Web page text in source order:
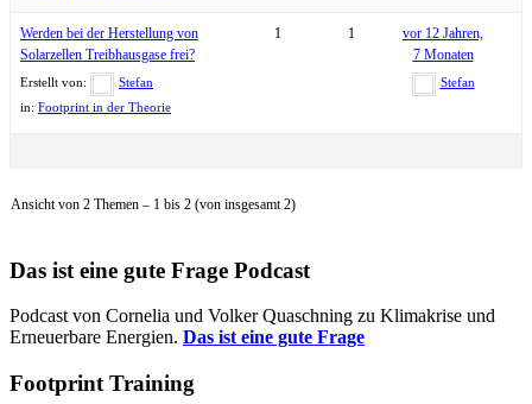
Werden bei der Herstellung von
Solarzellen Treibhausgase frei?
Erstellt von:
Stefan
in: Footprint in der Theorie
1 1
vor 12 Jahren,
7 Monaten
Stefan
Ansicht von 2 Themen – 1 bis 2 (von insgesamt 2)
Das ist eine gute Frage Podcast
Podcast von Cornelia und Volker Quaschning zu Klimakrise und
Erneuerbare Energien. Das ist eine gute Frage
Footprint Training